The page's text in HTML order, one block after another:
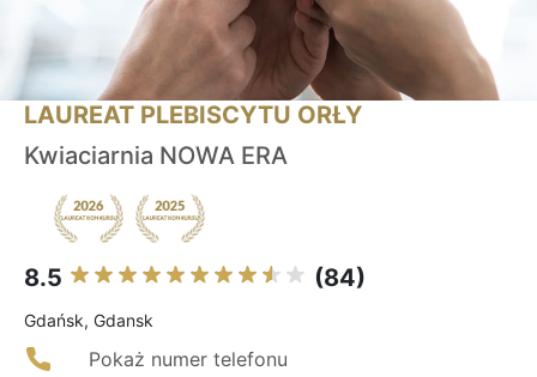
LAUREAT PLEBISCYTU ORŁY
Kwiaciarnia NOWA ERA
8.5 (84)
Gdańsk, Gdansk
Pokaż numer telefonu